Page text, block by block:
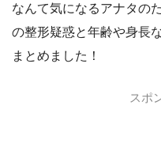
なんて気になるアナタの
の整形疑惑と年齢や身長
まとめました！
スポ